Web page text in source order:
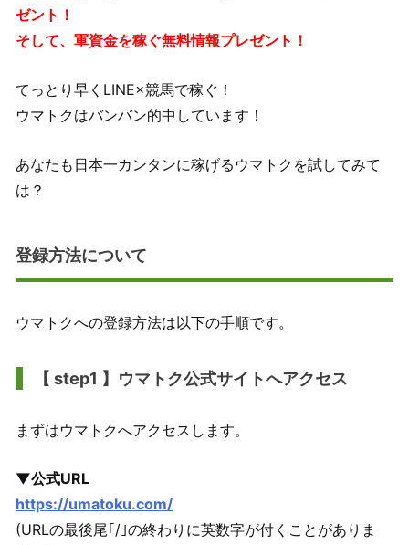
ゼント！
そして、軍資金を稼ぐ無料情報プレゼント！
てっとり早くLINE×競馬で稼ぐ！
ウマトクはバンバン的中しています！
あなたも日本一カンタンに稼げるウマトクを試してみて
は？
登録方法について
ウマトクへの登録方法は以下の手順です。
【 step1 】ウマトク公式サイトへアクセス
まずはウマトクへアクセスします。
▼公式URL
https://umatoku.com/
(URLの最後尾｢/｣の終わりに英数字が付くことがありま